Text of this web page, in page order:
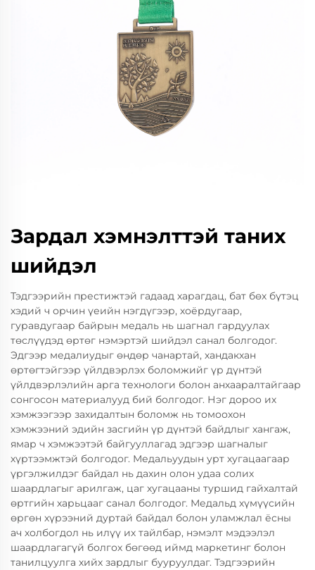
Зардал хэмнэлттэй таних
шийдэл
Тэдгээрийн престижтэй гадаад харагдац, бат бөх бүтэц
хэдий ч орчин үеийн нэгдүгээр, хоёрдугаар,
гуравдугаар байрын медаль нь шагнал гардуулах
төслүүдэд өртөг нэмэртэй шийдэл санал болгодог.
Эдгээр медалиудыг өндөр чанартай, хандакхан
өртөгтэйгээр үйлдвэрлэх боломжийг үр дүнтэй
үйлдвэрлэлийн арга технологи болон анхааралтайгаар
сонгосон материалууд бий болгодог. Нэг дороо их
хэмжээгээр захидалтын боломж нь томоохон
хэмжээний эдийн засгийн үр дүнтэй байдлыг хангаж,
ямар ч хэмжээтэй байгууллагад эдгээр шагналыг
хүртээмжтэй болгодог. Медальуудын урт хугацаагаар
үргэлжилдэг байдал нь дахин олон удаа солих
шаардлагыг арилгаж, цаг хугацааны туршид гайхалтай
өртгийн харьцааг санал болгодог. Медальд хүмүүсийн
өргөн хүрээний дуртай байдал болон уламжлал ёсны
ач холбогдол нь илүү их тайлбар, нэмэлт мэдээлэл
шаардлагагүй болгох бөгөөд иймд маркетинг болон
танилцуулга хийх зардлыг бууруулдаг. Тэдгээрийн